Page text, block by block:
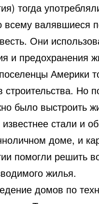
тогда
всему валявшиеся
Они
и предохранения
Америки
строительства. Но
было выстроить
известнее стали и
доме, и
помогли решить
жилья.
домов по